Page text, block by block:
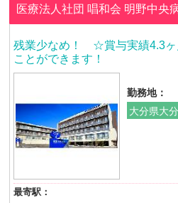
医療法人社団 唱和会 明野中央
残業少なめ！ ☆賞与実績4.3
ことができます！
勤務地：
大分県大
最寄駅：